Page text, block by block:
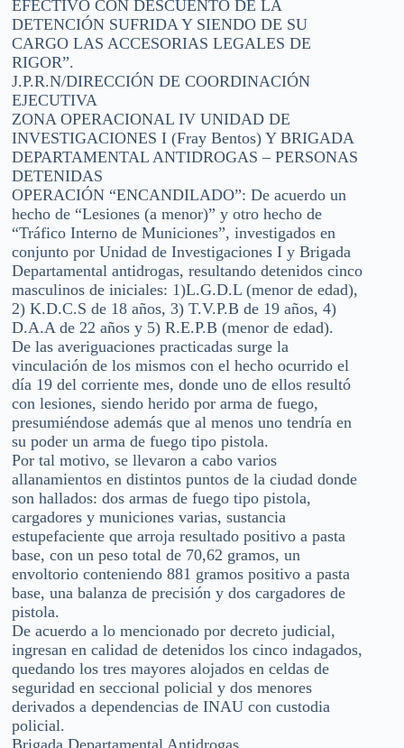
EFECTIVO CON DESCUENTO DE LA
DETENCIÓN SUFRIDA Y SIENDO DE SU
CARGO LAS ACCESORIAS LEGALES DE
RIGOR”.
J.P.R.N/DIRECCIÓN DE COORDINACIÓN
EJECUTIVA
ZONA OPERACIONAL IV UNIDAD DE
INVESTIGACIONES I (Fray Bentos) Y BRIGADA
DEPARTAMENTAL ANTIDROGAS – PERSONAS
DETENIDAS
OPERACIÓN “ENCANDILADO”: De acuerdo un
hecho de “Lesiones (a menor)” y otro hecho de
“Tráfico Interno de Municiones”, investigados en
conjunto por Unidad de Investigaciones I y Brigada
Departamental antidrogas, resultando detenidos cinco
masculinos de iniciales: 1)L.G.D.L (menor de edad),
2) K.D.C.S de 18 años, 3) T.V.P.B de 19 años, 4)
D.A.A de 22 años y 5) R.E.P.B (menor de edad).
De las averiguaciones practicadas surge la
vinculación de los mismos con el hecho ocurrido el
día 19 del corriente mes, donde uno de ellos resultó
con lesiones, siendo herido por arma de fuego,
presumiéndose además que al menos uno tendría en
su poder un arma de fuego tipo pistola.
Por tal motivo, se llevaron a cabo varios
allanamientos en distintos puntos de la ciudad donde
son hallados: dos armas de fuego tipo pistola,
cargadores y municiones varias, sustancia
estupefaciente que arroja resultado positivo a pasta
base, con un peso total de 70,62 gramos, un
envoltorio conteniendo 881 gramos positivo a pasta
base, una balanza de precisión y dos cargadores de
pistola.
De acuerdo a lo mencionado por decreto judicial,
ingresan en calidad de detenidos los cinco indagados,
quedando los tres mayores alojados en celdas de
seguridad en seccional policial y dos menores
derivados a dependencias de INAU con custodia
policial.